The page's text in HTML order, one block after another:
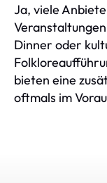
Ja, viele
Dinner oder
bieten eine
oftmals im